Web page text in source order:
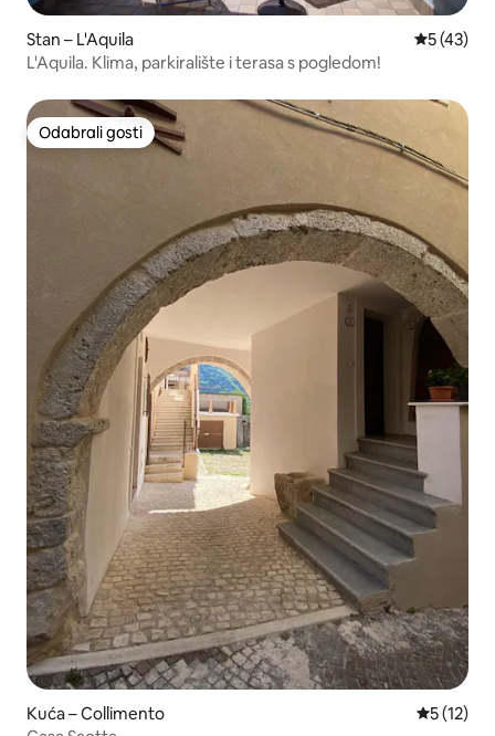
Stan – L'Aquila Prosječna
5 (43)
L'Aquila. Klima, parkiralište i terasa s pogledom!
Odabrali gosti
Odabrali gosti
Kuća – Collimento Prosječna
5 (12)